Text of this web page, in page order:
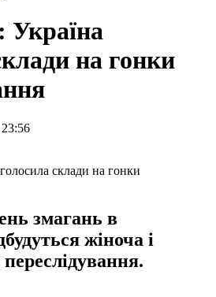
Україна
на гонки
змагань в
жіноча і